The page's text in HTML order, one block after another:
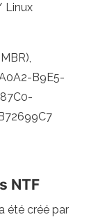
Linux
B9E5-
NTF
a été créé par